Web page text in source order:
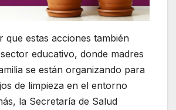
que estas acciones también
educativo, donde madres
se están organizando para
de limpieza en el entorno
la Secretaría de Salud